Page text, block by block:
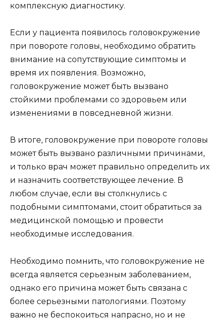
комплексную диагностику.
Если у пациента появилось головокружение
при повороте головы, необходимо обратить
внимание на сопутствующие симптомы и
время их появления. Возможно,
головокружение может быть вызвано
стойкими проблемами со здоровьем или
изменениями в повседневной жизни.
В итоге, головокружение при повороте головы
может быть вызвано различными причинами,
и только врач может правильно определить их
и назначить соответствующее лечение. В
любом случае, если вы столкнулись с
подобными симптомами, стоит обратиться за
медицинской помощью и провести
необходимые исследования.
Необходимо помнить, что головокружение не
всегда является серьезным заболеванием,
однако его причина может быть связана с
более серьезными патологиями. Поэтому
важно не беспокоиться напрасно, но и не